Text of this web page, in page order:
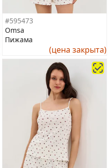
#595473
Omsa
Пижама
(цена закрыта)